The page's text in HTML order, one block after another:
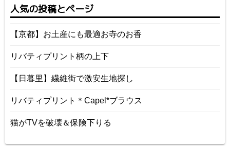
人気の投稿とページ
【京都】お土産にも最適お寺のお香
リバティプリント柄の上下
【日暮里】繊維街で激安生地探し
リバティプリント＊Capel*ブラウス
猫がTVを破壊＆保険下りる